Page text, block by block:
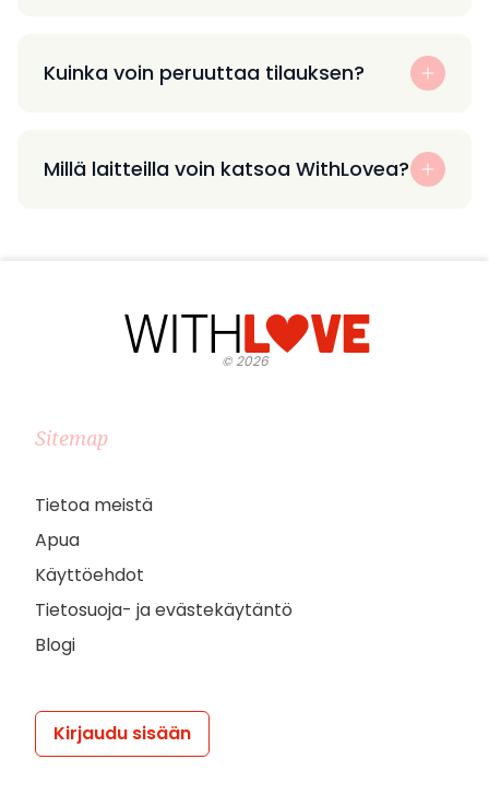
Kuinka voin peruuttaa tilauksen?
Millä laitteilla voin katsoa WithLovea?
©2026
Sitemap
Tietoa meistä
Apua
Käyttöehdot
Tietosuoja- ja evästekäytäntö
Blogi
Kirjaudu sisään